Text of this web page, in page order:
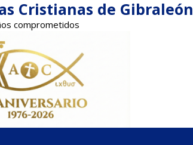
Cristianas de Gibraleón
comprometidos